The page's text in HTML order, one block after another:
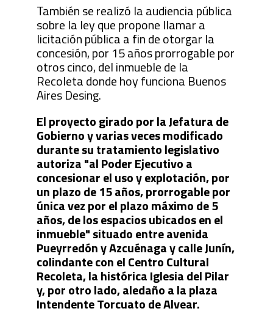
También se realizó la audiencia pública
sobre la ley que propone llamar a
licitación pública a fin de otorgar la
concesión, por 15 años prorrogable por
otros cinco, del inmueble de la
Recoleta donde hoy funciona Buenos
Aires Desing.
El proyecto girado por la Jefatura de
Gobierno y varias veces modificado
durante su tratamiento legislativo
autoriza "al Poder Ejecutivo a
concesionar el uso y explotación, por
un plazo de 15 años, prorrogable por
única vez por el plazo máximo de 5
años, de los espacios ubicados en el
inmueble" situado entre avenida
Pueyrredón y Azcuénaga y calle Junín,
colindante con el Centro Cultural
Recoleta, la histórica Iglesia del Pilar
y, por otro lado, aledaño a la plaza
Intendente Torcuato de Alvear.